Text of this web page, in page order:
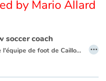
by Mario Allard
soccer coach
Grand-père entraîne l'équipe de foot de Caillou. Caillou a du mal à partager son grand-père avec ses amis, mais il apprend que chacun peut endosser plusieurs rôles. Caillou aura toujours une place particulière dans le cœur de son grand-père. Le livre comprend un jeu de mémoire de 32 cartes, idéal pour aiguiser son sens de l'observation, améliorer sa mémoire ou simplement s'amuser
en français :Caillou - l'entraîneur de soccer
…